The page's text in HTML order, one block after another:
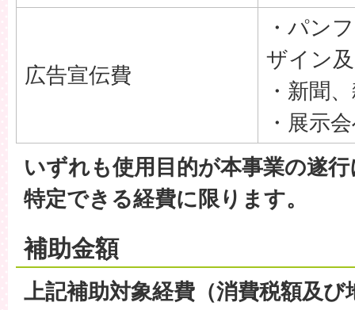
広告宣伝費
・パン
ザイン
・新聞
・展示
いずれも使用目的が本事業の遂
特定できる経費に限ります。
補助金額
上記補助対象経費（消費税額及